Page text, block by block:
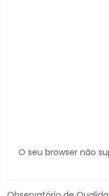
O seu browser não